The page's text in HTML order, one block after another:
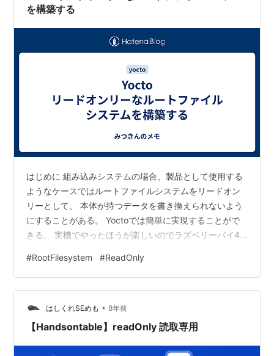
を構築する
はじめに 組み込みシステムの場合、製品として使用する
ようなケースではルートファイルシステムをリードオン
リーとして、 本体が持つデータを書き換えられないよう
にすることがある。 Yoctoでは簡単に実現することがで
きる。 実機でやったほうが楽しいのでラズベリーパイ4
記のコマンドを実行し、環境を構築する。 ソース取得 $
mkdir rpi-gatesgarth && cd rpi-gatesgarth $ git clone
git://git.yoctoproject.org/poky.git -b gatesgarth $
sou…
#RootFilesystem #ReadOnly
はしくれSEめも • 8年前
【Handsontable】readOnly 読取専用